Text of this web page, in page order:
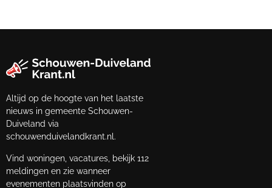
Altijd op de hoogte van het laatste
nieuws in gemeente Schouwen-
Duiveland via
schouwenduivelandkrant.nl.
Vind woningen, vacatures, bekijk 112
meldingen en zie wanneer
evenementen plaatsvinden op